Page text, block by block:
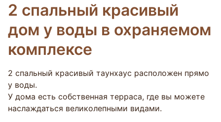
2 спальный красивый
дом у воды в охраняемом
комплексе
2 спальный красивый таунхаус расположен прямо
у воды.
У дома есть собственная терраса, где вы можете
наслаждаться великолепными видами.